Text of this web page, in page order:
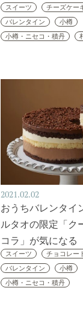
スイーツ
チーズケー
バレンタイン
小樽
小樽・ニセコ・積丹
2021.02.02
おうちバレンタイ
ルタオの限定「ク
コラ」が気になる
スイーツ
チョコレー
バレンタイン
小樽
小樽・ニセコ・積丹